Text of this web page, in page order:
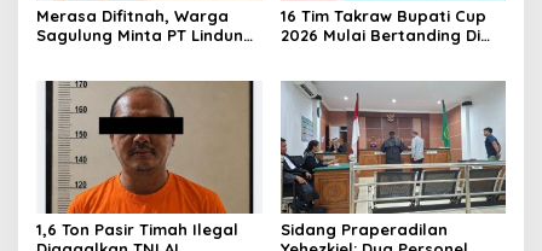
Merasa Difitnah, Warga
Sagulung Minta PT Lindung
Masyarakat
16 Tim Takraw Bupati Cup
2026 Mulai Bertanding Di
1,6 Ton Pasir Timah Ilegal
Sidang Praperadilan